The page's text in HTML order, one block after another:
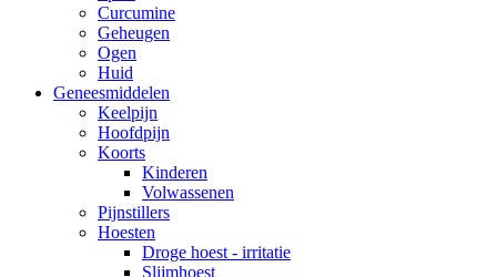
Curcumine
Geheugen
Ogen
Huid
Geneesmiddelen
Keelpijn
Hoofdpijn
Koorts
Kinderen
Volwassenen
Pijnstillers
Hoesten
Droge hoest - irritatie
Slijmhoest